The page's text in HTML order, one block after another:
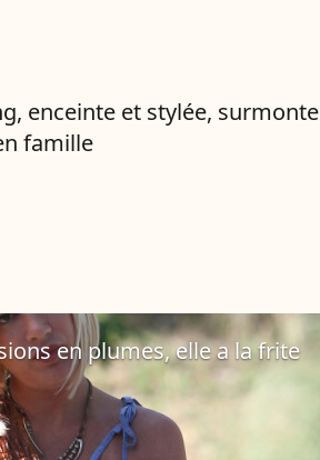
enceinte et stylée, surmonte
famille
en plumes, elle a la frite